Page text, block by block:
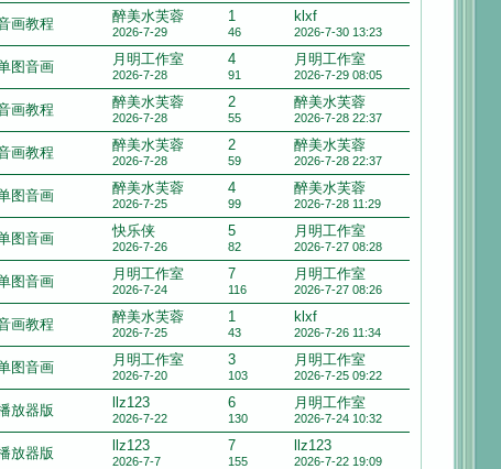
画教程 醉美水芙蓉
2026-7-29
1
46
klxf
2026-7-30 13:23
图音画 月明工作室
2026-7-28
4
91
月明工作室
2026-7-29 08:05
画教程 醉美水芙蓉
2026-7-28
2
55
醉美水芙蓉
2026-7-28 22:37
画教程 醉美水芙蓉
2026-7-28
2
59
醉美水芙蓉
2026-7-28 22:37
图音画 醉美水芙蓉
2026-7-25
4
99
醉美水芙蓉
2026-7-28 11:29
图音画 快乐侠
2026-7-26
5
82
月明工作室
2026-7-27 08:28
图音画 月明工作室
2026-7-24
7
116
月明工作室
2026-7-27 08:26
画教程 醉美水芙蓉
2026-7-25
1
43
klxf
2026-7-26 11:34
图音画 月明工作室
2026-7-20
3
103
月明工作室
2026-7-25 09:22
放器版 llz123
2026-7-22
6
130
月明工作室
2026-7-24 10:32
放器版 llz123
2026-7-7
7
155
llz123
2026-7-22 19:09